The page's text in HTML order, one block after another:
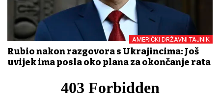
AMERIČKI DRŽAVNI TAJNIK
Rubio nakon razgovora s Ukrajincima: Još
uvijek ima posla oko plana za okončanje rata